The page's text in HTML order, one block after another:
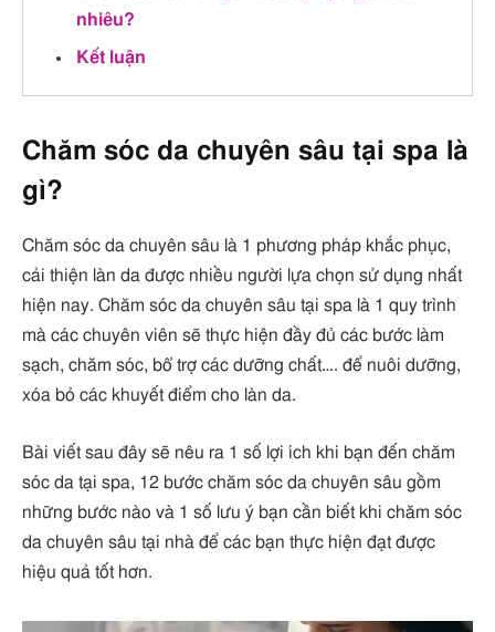
nhiêu?
Kết luận
Chăm sóc da chuyên sâu tại spa là
gì?
Chăm sóc da chuyên sâu là 1 phương pháp khắc phục,
cải thiện làn da được nhiều người lựa chọn sử dụng nhất
hiện nay. Chăm sóc da chuyên sâu tại spa là 1 quy trình
mà các chuyên viên sẽ thực hiện đầy đủ các bước làm
sạch, chăm sóc, bổ trợ các dưỡng chất…. để nuôi dưỡng,
xóa bỏ các khuyết điểm cho làn da.
Bài viết sau đây sẽ nêu ra 1 số lợi ích khi bạn đến chăm
sóc da tại spa, 12 bước chăm sóc da chuyên sâu gồm
những bước nào và 1 số lưu ý bạn cần biết khi chăm sóc
da chuyên sâu tại nhà để các bạn thực hiện đạt được
hiệu quả tốt hơn.